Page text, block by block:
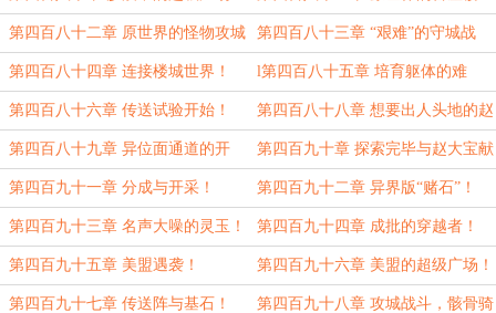
城！
第四百八十二章 原世界的怪物攻城
战！
第四百八十三章 “艰难”的守城战
斗！
第四百八十四章 连接楼城世界！ l第四百八十五章 培育躯体的难
题！
第四百八十六章 传送试验开始！ 第四百八十八章 想要出人头地的赵
大宝！
第四百八十九章 异位面通道的开
发！
第四百九十章 探索完毕与赵大宝献
宝！
第四百九十一章 分成与开采！ 第四百九十二章 异界版“赌石”！
第四百九十三章 名声大噪的灵玉！ 第四百九十四章 成批的穿越者！
第四百九十五章 美盟遇袭！ 第四百九十六章 美盟的超级广场！
第四百九十七章 传送阵与基石！ 第四百九十八章 攻城战斗，骸骨骑